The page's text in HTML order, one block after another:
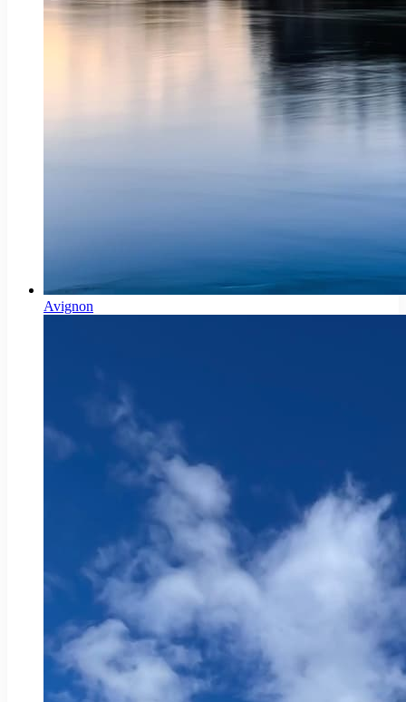
Avignon